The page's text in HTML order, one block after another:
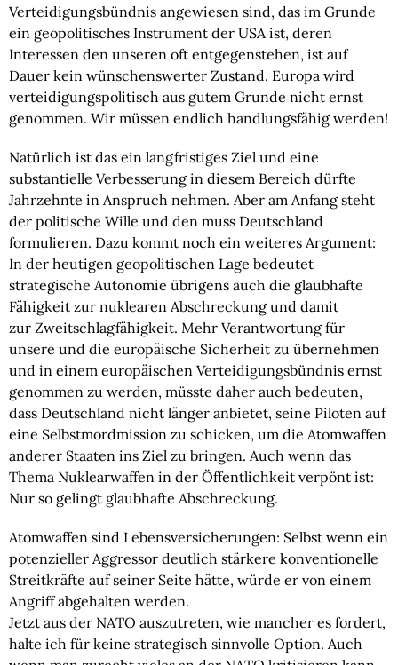
Verteidigungsbündnis angewiesen sind, das im Grunde
ein geopolitisches Instrument der USA ist, deren
Interessen den unseren oft entgegenstehen, ist auf
Dauer kein wünschenswerter Zustand. Europa wird
verteidigungspolitisch aus gutem Grunde nicht ernst
genommen. Wir müssen endlich handlungsfähig werden!
Natürlich ist das ein langfristiges Ziel und eine
substantielle Verbesserung in diesem Bereich dürfte
Jahrzehnte in Anspruch nehmen. Aber am Anfang steht
der politische Wille und den muss Deutschland
formulieren. Dazu kommt noch ein weiteres Argument:
In der heutigen geopolitischen Lage bedeutet
strategische Autonomie übrigens auch die glaubhafte
Fähigkeit zur nuklearen Abschreckung und damit
zur Zweitschlagfähigkeit. Mehr Verantwortung für
unsere und die europäische Sicherheit zu übernehmen
und in einem europäischen Verteidigungsbündnis ernst
genommen zu werden, müsste daher auch bedeuten,
dass Deutschland nicht länger anbietet, seine Piloten auf
eine Selbstmordmission zu schicken, um die Atomwaffen
anderer Staaten ins Ziel zu bringen. Auch wenn das
Thema Nuklearwaffen in der Öffentlichkeit verpönt ist:
Nur so gelingt glaubhafte Abschreckung.
Atomwaffen sind Lebensversicherungen: Selbst wenn ein
potenzieller Aggressor deutlich stärkere konventionelle
Streitkräfte auf seiner Seite hätte, würde er von einem
Angriff abgehalten werden.
Jetzt aus der NATO auszutreten, wie mancher es fordert,
halte ich für keine strategisch sinnvolle Option. Auch